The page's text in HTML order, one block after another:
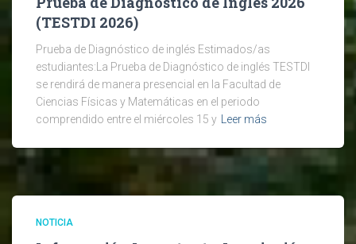
(TESTDI 2026)
Prueba de Diagnóstico de inglés Estimados/as
estudiantes:La Prueba de Diagnóstico de inglés TESTDI
se rendirá de manera presencial en la Facultad de
Ciencias Físicas y Matemáticas en el periodo
comprendido entre el miércoles 15 y Leer más
NOTICIA